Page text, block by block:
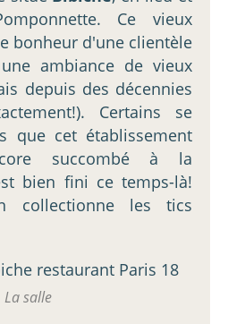
Ce vieux
bonheur d'une clientèle
ambiance de vieux
depuis des décennies
Certains se
que cet établissement
succombé à la
bien fini ce temps-là!
collectionne les tics
La salle